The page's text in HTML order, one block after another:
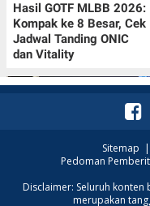
Hasil GOTF MLBB 2026:
Kompak ke 8 Besar, Cek
Jadwal Tanding ONIC
dan Vitality
UEFA Terapkan Dua
Aturan Baru di Liga
Sitemap |
Pedoman
Disclaimer: Seluruh
merupakan